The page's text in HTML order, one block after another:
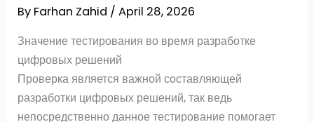
By Farhan Zahid /April 28, 2026
Значение тестирования во время разработке
цифровых решений
Проверка является важной составляющей
разработки цифровых решений, так ведь
непосредственно данное тестирование помогает